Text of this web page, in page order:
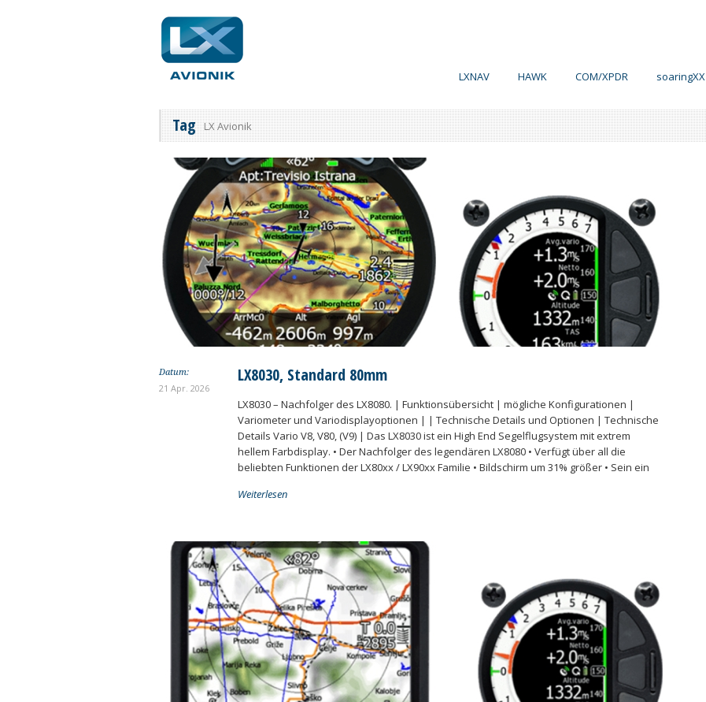
LXNAV HAWK COM/XPDR soaringXX
Tag LX Avionik
Datum:
21 Apr. 2026
LX8030, Standard 80mm
LX8030 – Nachfolger des LX8080. | Funktionsübersicht | mögliche Konfigurationen |
Variometer und Variodisplayoptionen | | Technische Details und Optionen | Technische
Details Vario V8, V80, (V9) | Das LX8030 ist ein High End Segelflugsystem mit extrem
hellem Farbdisplay. • Der Nachfolger des legendären LX8080 • Verfügt über all die
beliebten Funktionen der LX80xx / LX90xx Familie • Bildschirm um 31% größer • Sein ein
Weiterlesen